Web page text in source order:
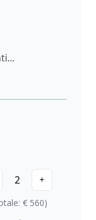
2
+
€ 560)